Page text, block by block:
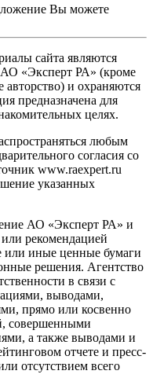
Вы можете
сайта являются
АО «Эксперт РА» (кроме
авторство) и охраняются
предназначена для
целях.
любым
согласия со
www.raexpert.ru
указанных
АО «Эксперт РА» и
рекомендацией
или иные ценные бумаги
решения. Агентство
в связи с
выводами,
прямо или косвенно
совершенными
а также выводами и
отчете и пресс-
отсутствием всего